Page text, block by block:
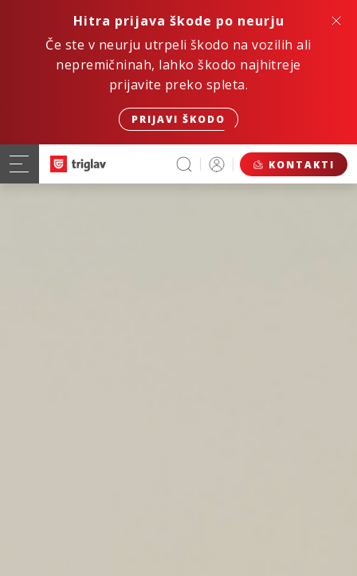
Hitra prijava škode po neurju
Če ste v neurju utrpeli škodo na vozilih ali
nepremičninah, lahko škodo najhitreje
prijavite preko spleta.
PRIJAVI ŠKODO
KONTAKTI